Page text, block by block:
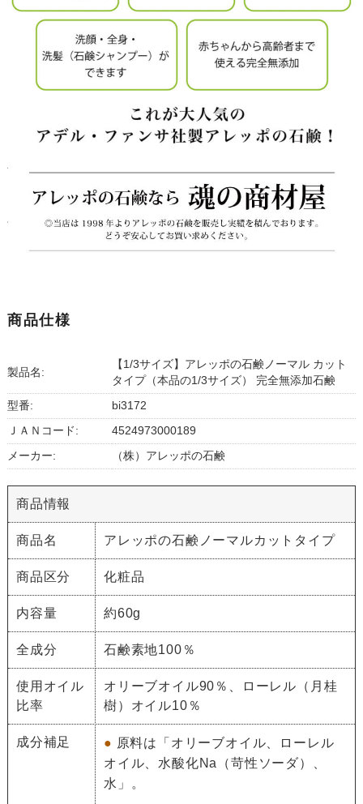
商品仕様
製品名:
【1/3サイズ】アレッポの石鹸ノーマル カット
タイプ（本品の1/3サイズ） 完全無添加石鹸
型番: bi3172
ＪＡＮコード: 4524973000189
メーカー: （株）アレッポの石鹸
商品情報
商品名 アレッポの石鹸ノーマルカットタイプ
商品区分 化粧品
内容量 約60g
全成分 石鹸素地100％
使用オイル
比率
オリーブオイル90％、ローレル（月桂
樹）オイル10％
成分補足 ● 原料は「オリーブオイル、ローレル
オイル、水酸化Na（苛性ソーダ）、
水」。